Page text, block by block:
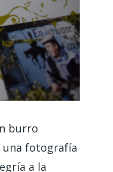
burro
una fotografía
a la